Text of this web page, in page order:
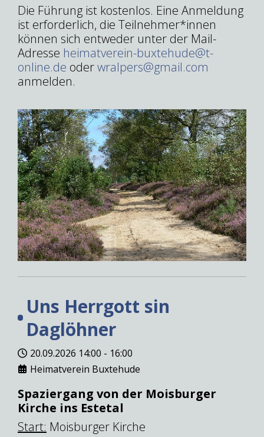
Die Führung ist kostenlos. Eine Anmeldung
ist erforderlich, die Teilnehmer*innen
können sich entweder unter der Mail-
Adresse heimatverein-buxtehude@t-
online.de oderwralpers@gmail.com
anmelden.
Uns Herrgott sin
Daglöhner
20.09.2026 14:00 - 16:00
Heimatverein Buxtehude
Spaziergang von der Moisburger
Kirche ins Estetal
Start: Moisburger Kirche